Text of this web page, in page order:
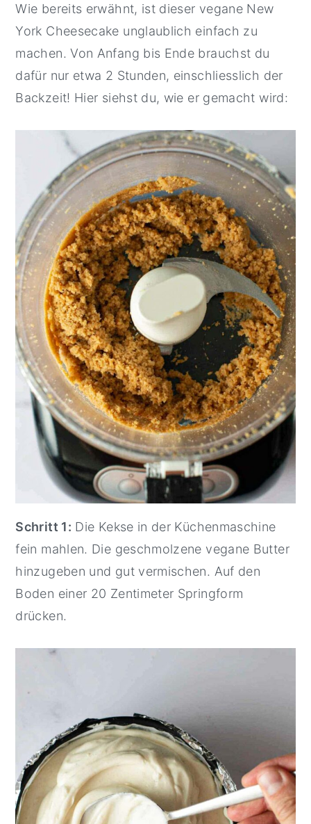
Wie bereits erwähnt, ist dieser vegane New
York Cheesecake unglaublich einfach zu
machen. Von Anfang bis Ende brauchst du
dafür nur etwa 2 Stunden, einschliesslich der
Backzeit! Hier siehst du, wie er gemacht wird:
Schritt 1: Die Kekse in der Küchenmaschine
fein mahlen. Die geschmolzene vegane Butter
hinzugeben und gut vermischen. Auf den
Boden einer 20 Zentimeter Springform
drücken.